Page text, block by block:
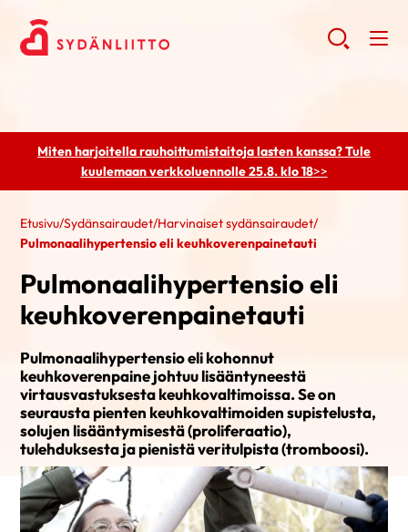
Miten harjoitella rauhoittumistaitoja lasten kanssa? Tule
kuulemaanverkkoluennolle 25.8. klo 18>>
Etusivu/Sydänsairaudet/Harvinaiset sydänsairaudet/
Pulmonaalihypertensio eli keuhkoverenpainetauti
Pulmonaalihypertensio eli
keuhkoverenpainetauti
Pulmonaalihypertensio eli kohonnut
keuhkoverenpaine johtuu lisääntyneestä
virtausvastuksesta keuhkovaltimoissa. Se on
seurausta pienten keuhkovaltimoiden supistelusta,
solujen lisääntymisestä (proliferaatio),
tulehduksesta ja pienistä veritulpista (tromboosi).